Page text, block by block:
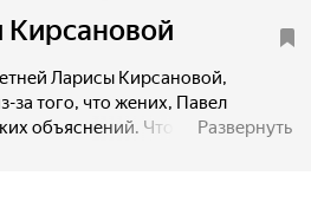
Кирсановой
Ларисы Кирсановой,
за того, что жених, Павел
объяснений. Чтобы
милосердия. После войны
Развернуть